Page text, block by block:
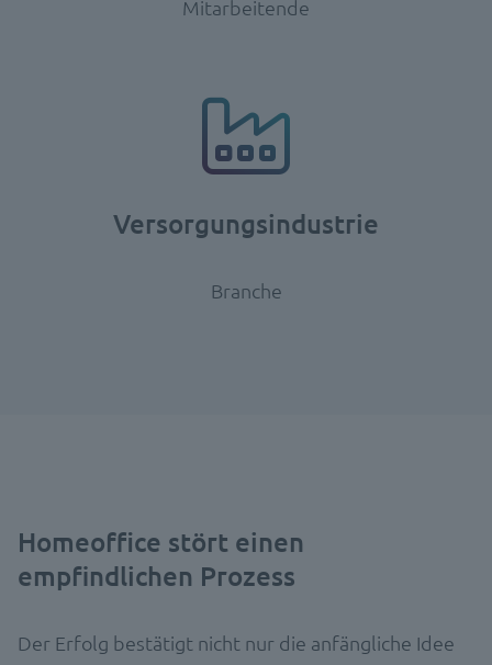
Mitarbeitende
Versorgungsindustrie
Branche
Homeoffice stört einen
empfindlichen Prozess
Der Erfolg bestätigt nicht nur die anfängliche Idee